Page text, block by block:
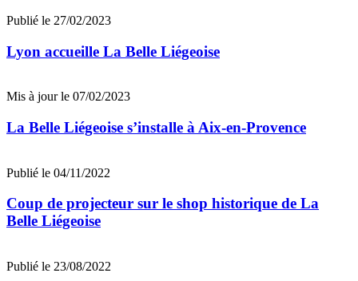
Publié le 27/02/2023
Lyon accueille La Belle Liégeoise
Mis à jour le 07/02/2023
La Belle Liégeoise s’installe à Aix-en-Provence
Publié le 04/11/2022
Coup de projecteur sur le shop historique de La
Belle Liégeoise
Publié le 23/08/2022